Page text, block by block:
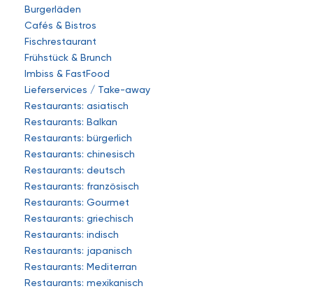
Burgerläden
Cafés & Bistros
Fischrestaurant
Frühstück & Brunch
Imbiss & FastFood
Lieferservices / Take-away
Restaurants: asiatisch
Restaurants: Balkan
Restaurants: bürgerlich
Restaurants: chinesisch
Restaurants: deutsch
Restaurants: französisch
Restaurants: Gourmet
Restaurants: griechisch
Restaurants: indisch
Restaurants: japanisch
Restaurants: Mediterran
Restaurants: mexikanisch